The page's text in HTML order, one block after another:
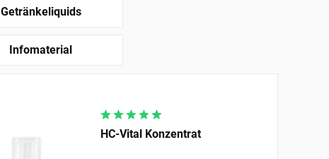
Getränkeliquids
Infomaterial
HC-Vital Konzentrat